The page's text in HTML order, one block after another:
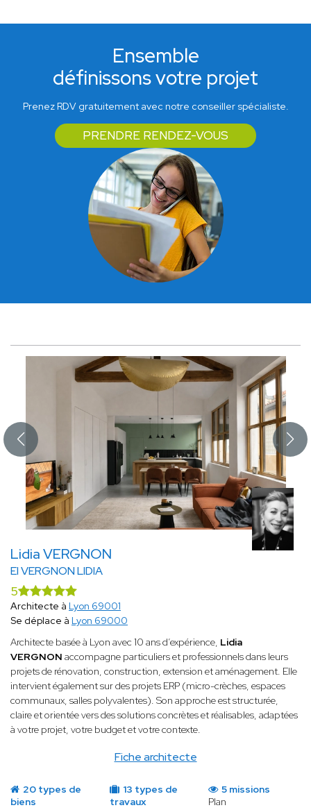
Ensemble
définissons votre projet
Prenez RDV gratuitement avec notre conseiller spécialiste.
PRENDRE RENDEZ-VOUS
Lidia VERGNON
EI VERGNON LIDIA
Fiche architecte
5
Architecte à Lyon 69001
Se déplace à Lyon 69000
Architecte basée à Lyon avec 10 ans d’expérience, Lidia
VERGNON accompagne particuliers et professionnels dans leurs
projets de rénovation, construction, extension et aménagement. Elle
intervient également sur des projets ERP (micro-crèches, espaces
communaux, salles polyvalentes). Son approche est structurée,
claire et orientée vers des solutions concrètes et réalisables, adaptées
à votre projet, votre budget et votre contexte.
20 types de
biens
13 types de
travaux
5 missions
Plan